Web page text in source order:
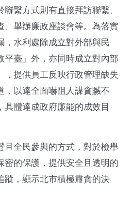
聯繫方式則有直接拜訪聯繫、
、舉辦廉政座談會等。為落實
，水利處除成立對外部與民
平臺」外，亦同時成立對內部
，提供員工反映行政管理缺失
，以達全面嚇阻人謀貪贓不
具體達成政府廉能的成效目
且全民參與的方式，對於檢舉
密的保護，提供安全且透明的
蹤，顯示北市積極肅貪的決